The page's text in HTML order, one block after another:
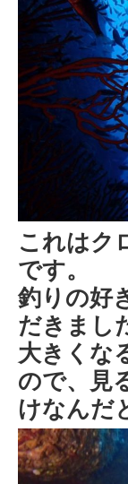
これはク
です。
釣りの好
だきまし
大きくな
ので、見
けなんだ